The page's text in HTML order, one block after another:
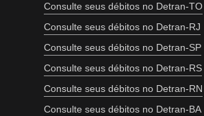
Consulte seus débitos no Detran-TO
Consulte seus débitos no Detran-RJ
Consulte seus débitos no Detran-SP
Consulte seus débitos no Detran-RS
Consulte seus débitos no Detran-RN
Consulte seus débitos no Detran-BA